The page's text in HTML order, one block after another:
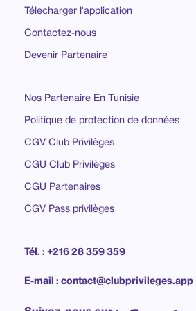
Télecharger l'application
Contactez-nous
Devenir Partenaire
Nos Partenaire En Tunisie
Politique de protection de données
CGV Club Privilèges
CGU Club Privilèges
CGU Partenaires
CGV Pass privilèges
Tél. : +216 28 359 359
E-mail : contact@clubprivileges.app